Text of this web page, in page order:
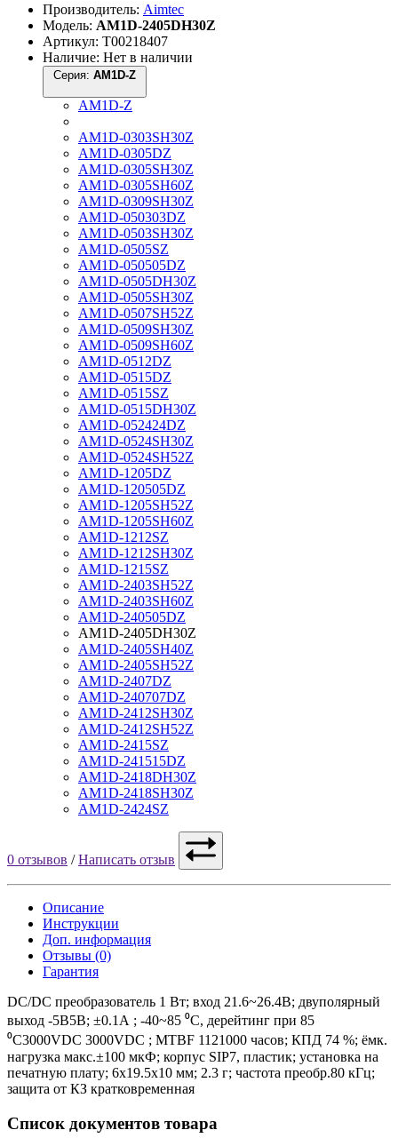
Производитель: Aimtec
Модель: AM1D-2405DH30Z
Артикул: Т00218407
Наличие: Нет в наличии
Серия:
AM1D-Z
AM1D-0303SH30Z
AM1D-0305DZ
AM1D-0305SH30Z
AM1D-0305SH60Z
AM1D-0309SH30Z
AM1D-050303DZ
AM1D-0503SH30Z
AM1D-0505SZ
AM1D-050505DZ
AM1D-0505DH30Z
AM1D-0505SH30Z
AM1D-0507SH52Z
AM1D-0509SH30Z
AM1D-0509SH60Z
AM1D-0512DZ
AM1D-0515DZ
AM1D-0515SZ
AM1D-0515DH30Z
AM1D-052424DZ
AM1D-0524SH30Z
AM1D-0524SH52Z
AM1D-1205DZ
AM1D-120505DZ
AM1D-1205SH52Z
AM1D-1205SH60Z
AM1D-1212SZ
AM1D-1212SH30Z
AM1D-1215SZ
AM1D-2403SH52Z
AM1D-2403SH60Z
AM1D-240505DZ
AM1D-2405DH30Z
AM1D-2405SH40Z
AM1D-2405SH52Z
AM1D-2407DZ
AM1D-240707DZ
AM1D-2412SH30Z
AM1D-2412SH52Z
AM1D-2415SZ
AM1D-241515DZ
AM1D-2418DH30Z
AM1D-2418SH30Z
AM1D-2424SZ
0 отзывов /Написать отзыв
Описание
Инструкции
Доп. информация
Отзывы (0)
Гарантия
DC/DC преобразователь 1 Вт; вход 21.6~26.4В; двуполярный
выход -5В5В; ±0.1А ; -40~85 ⁰C, дерейтинг при 85
⁰C3000VDC 3000VDC ; MTBF 1121000 часов; КПД 74 %; ёмк.
нагрузка макс.±100 мкФ; корпус SIP7, пластик; установка на
печатную плату; 6x19.5x10 мм; 2.3 г; частота преобр.80 кГц;
защита от КЗ кратковременная
Список документов товара